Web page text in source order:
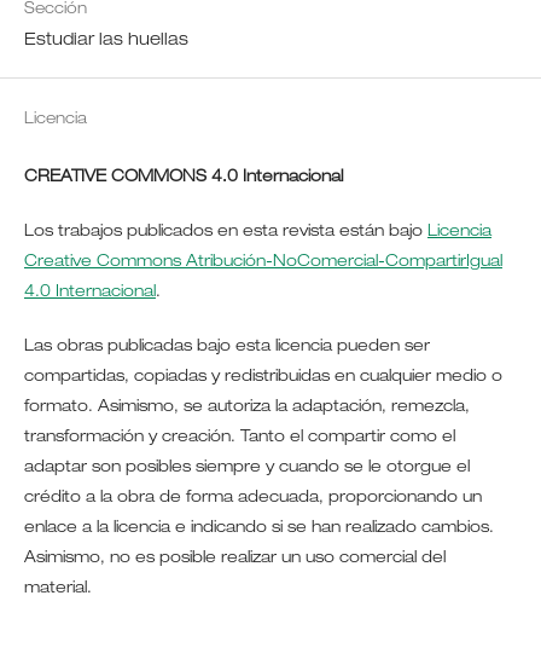
Sección
Estudiar las huellas
Licencia
CREATIVE COMMONS 4.0 Internacional
Los trabajos publicados en esta revista están bajo Licencia
Creative Commons Atribución-NoComercial-CompartirIgual
4.0 Internacional.
Las obras publicadas bajo esta licencia pueden ser
compartidas, copiadas y redistribuidas en cualquier medio o
formato. Asimismo, se autoriza la adaptación, remezcla,
transformación y creación. Tanto el compartir como el
adaptar son posibles siempre y cuando se le otorgue el
crédito a la obra de forma adecuada, proporcionando un
enlace a la licencia e indicando si se han realizado cambios.
Asimismo, no es posible realizar un uso comercial del
material.